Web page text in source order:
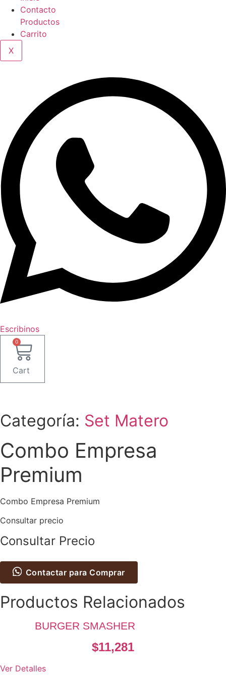
Contacto
Productos
Carrito
X
Escribinos
0
Cart
Categoría: Set Matero
Combo Empresa
Premium
Combo Empresa Premium
Consultar precio
Consultar Precio
Contactar para Comprar
Productos Relacionados
BURGER SMASHER
$11,281
Ver Detalles